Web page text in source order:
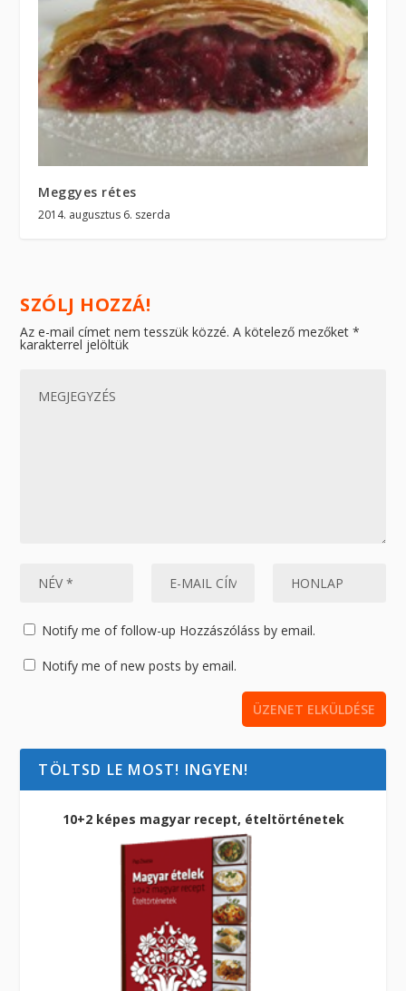
Meggyes rétes
2014. augusztus 6. szerda
SZÓLJ HOZZÁ!
Az e-mail címet nem tesszük közzé. A kötelező mezőket*
karakterrel jelöltük
Notify me of follow-up Hozzászóláss by email.
Notify me of new posts by email.
TÖLTSD LE MOST! INGYEN!
10+2 képes magyar recept, ételtörténetek